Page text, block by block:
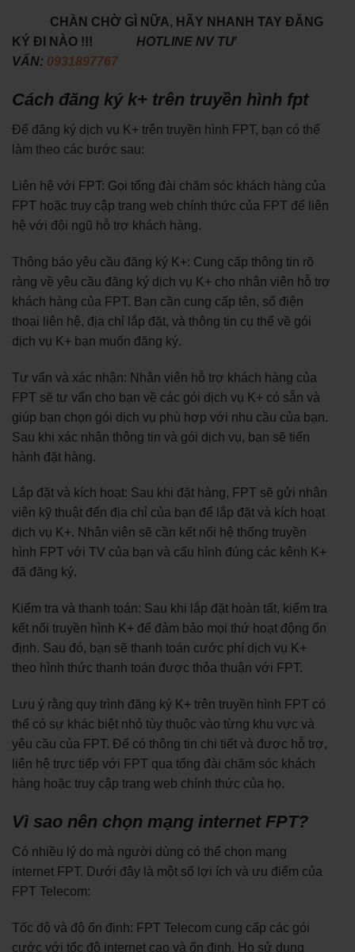
CHẦN CHỜ GÌ NỮA, HÃY NHANH TAY ĐĂNG
KÝ ĐI NÀO !!!
HOTLINE NV TƯ
VẤN: 0931897767
Cách đăng ký k+ trên truyền hình fpt
Để đăng ký dịch vụ K+ trên truyền hình FPT, bạn có thể
làm theo các bước sau:
Liên hệ với FPT: Gọi tổng đài chăm sóc khách hàng của
FPT hoặc truy cập trang web chính thức của FPT để liên
hệ với đội ngũ hỗ trợ khách hàng.
Thông báo yêu cầu đăng ký K+: Cung cấp thông tin rõ
ràng về yêu cầu đăng ký dịch vụ K+ cho nhân viên hỗ trợ
khách hàng của FPT. Bạn cần cung cấp tên, số điện
thoại liên hệ, địa chỉ lắp đặt, và thông tin cụ thể về gói
dịch vụ K+ bạn muốn đăng ký.
Tư vấn và xác nhận: Nhân viên hỗ trợ khách hàng của
FPT sẽ tư vấn cho bạn về các gói dịch vụ K+ có sẵn và
giúp bạn chọn gói dịch vụ phù hợp với nhu cầu của bạn.
Sau khi xác nhận thông tin và gói dịch vụ, bạn sẽ tiến
hành đặt hàng.
Lắp đặt và kích hoạt: Sau khi đặt hàng, FPT sẽ gửi nhân
viên kỹ thuật đến địa chỉ của bạn để lắp đặt và kích hoạt
dịch vụ K+. Nhân viên sẽ cần kết nối hệ thống truyền
hình FPT với TV của bạn và cấu hình đúng các kênh K+
đã đăng ký.
Kiểm tra và thanh toán: Sau khi lắp đặt hoàn tất, kiểm tra
kết nối truyền hình K+ để đảm bảo mọi thứ hoạt động ổn
định. Sau đó, bạn sẽ thanh toán cước phí dịch vụ K+
theo hình thức thanh toán được thỏa thuận với FPT.
Lưu ý rằng quy trình đăng ký K+ trên truyền hình FPT có
thể có sự khác biệt nhỏ tùy thuộc vào từng khu vực và
yêu cầu của FPT. Để có thông tin chi tiết và được hỗ trợ,
liên hệ trực tiếp với FPT qua tổng đài chăm sóc khách
hàng hoặc truy cập trang web chính thức của họ.
Vì sao nên chọn mạng internet FPT?
Có nhiều lý do mà người dùng có thể chọn mạng
internet FPT. Dưới đây là một số lợi ích và ưu điểm của
FPT Telecom:
Tốc độ và độ ổn định: FPT Telecom cung cấp các gói
cước với tốc độ internet cao và ổn định. Họ sử dụng